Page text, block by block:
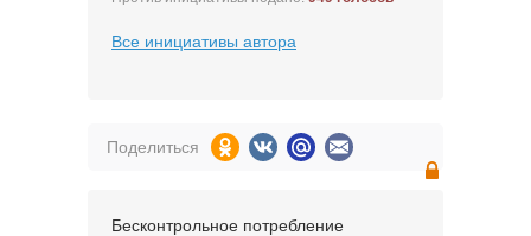
Все инициативы автора
Поделиться
Бесконтрольное потребление